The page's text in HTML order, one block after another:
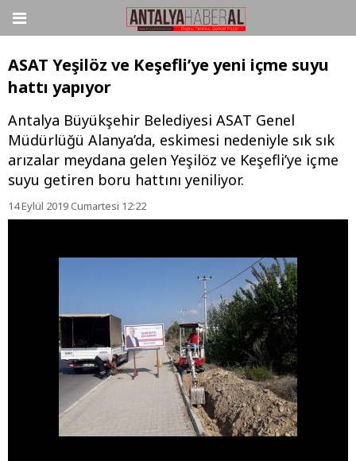
ASAT Yeşilöz ve Keşefli’ye yeni içme suyu
hattı yapıyor
Antalya Büyükşehir Belediyesi ASAT Genel
Müdürlüğü Alanya’da, eskimesi nedeniyle sık sık
arızalar meydana gelen Yeşilöz ve Keşefli’ye içme
suyu getiren boru hattını yeniliyor.
14 Eylül 2019 Cumartesi 12:22